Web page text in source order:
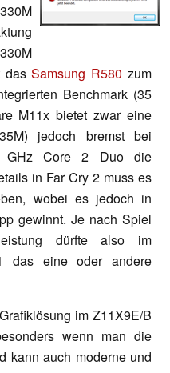
dasSamsung R580 zum
Benchmark (35
M11x bietet zwar eine
jedoch bremst bei
GHz Core 2 Duo die
in Far Cry 2 muss es
wobei es jedoch in
gewinnt. Je nach Spiel
dürfte also im
das eine oder andere
im Z11X9E/B
wenn man die
kann auch moderne und